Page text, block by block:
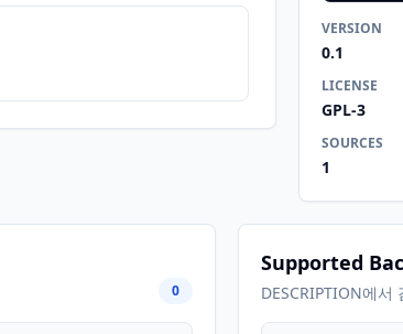
VERSION
0.1
LICENSE
GPL-3
SOURCES
1
0
Supported
DESCRIPTION에